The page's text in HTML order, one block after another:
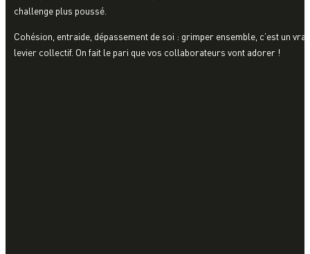
challenge plus poussé.
Cohésion, entraide, dépassement de soi : grimper ensemble, c’est un vrai
levier collectif. On fait le pari que vos collaborateurs vont adorer !